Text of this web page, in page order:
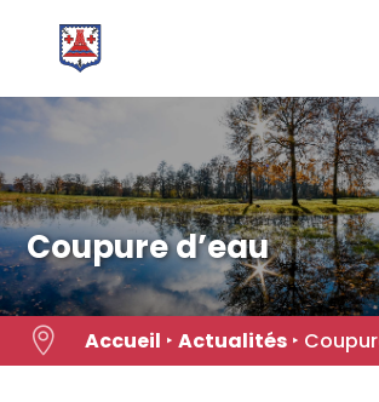
content
Coupure d’eau
 Accueil ‣ Actualités‣